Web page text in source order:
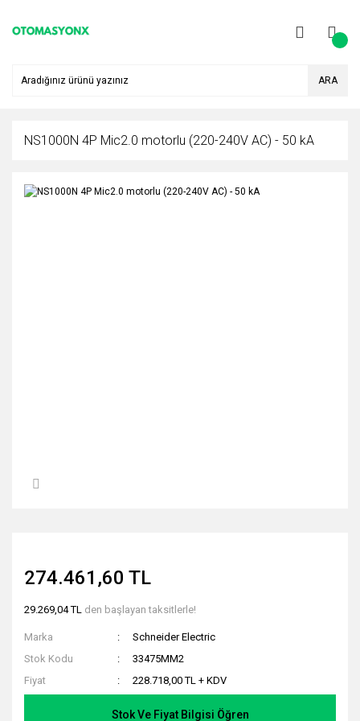
ARA
NS1000N 4P Mic2.0 motorlu (220-240V AC) - 50 kA
274.461,60 TL
29.269,04 TL den başlayan taksitlerle!
Marka
Schneider Electric
Stok Kodu
33475MM2
Fiyat
228.718,00 TL + KDV
Stok Ve Fiyat Bilgisi Öğren